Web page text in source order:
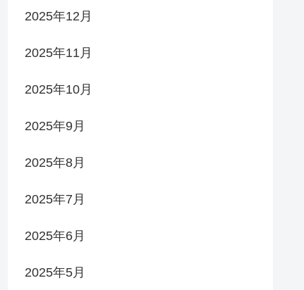
2025年12月
2025年11月
2025年10月
2025年9月
2025年8月
2025年7月
2025年6月
2025年5月